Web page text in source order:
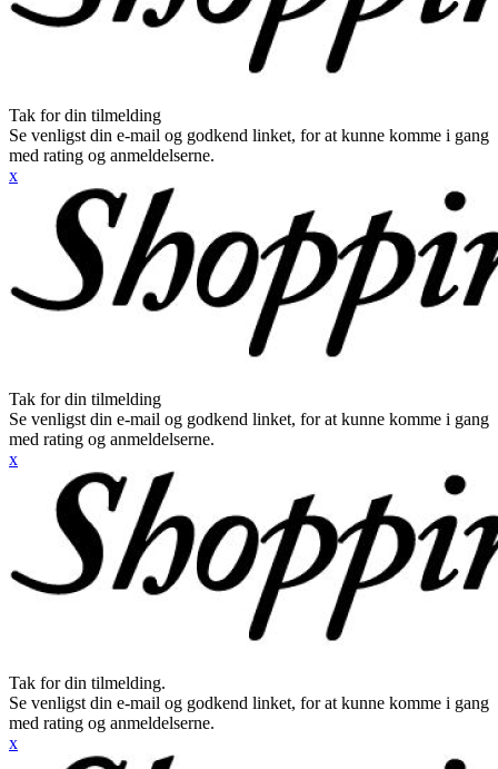
Tak for din tilmelding
Se venligst din e-mail og godkend linket, for at kunne komme i gang
med rating og anmeldelserne.
x
Tak for din tilmelding
Se venligst din e-mail og godkend linket, for at kunne komme i gang
med rating og anmeldelserne.
x
Tak for din tilmelding.
Se venligst din e-mail og godkend linket, for at kunne komme i gang
med rating og anmeldelserne.
x